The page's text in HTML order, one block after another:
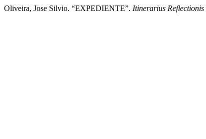
Oliveira, Jose Silvio. “EXPEDIENTE”. Itinerarius Reflectionis